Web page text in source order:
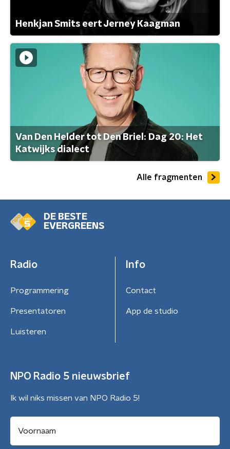
Henkjan Smits eert Jerney Kaagman
Van Den Helder tot Den Briel: Dag 20: Het
Katwijks dialect
Alle fragmenten
DE BESTE
EVERGREENS
Radio
Programmering
Presentatoren
Luisteren
Info
Contact
App de studio
NPO Radio 5 nieuwsbrief
Ik wil niks missen van NPO Radio 5!